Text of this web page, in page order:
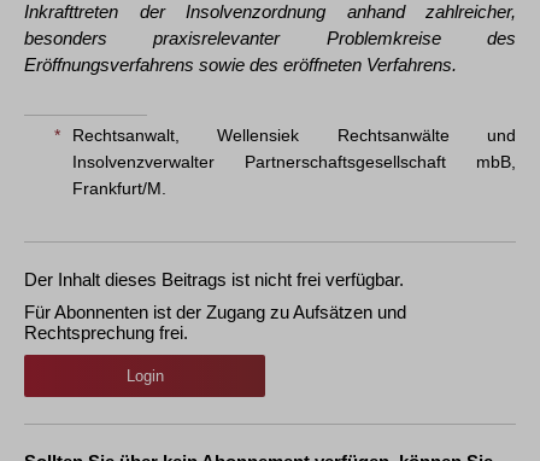
Inkrafttreten der Insolvenzordnung anhand zahlreicher,
besonders praxisrelevanter Problemkreise des
Eröffnungsverfahrens sowie des eröffneten Verfahrens.
*
Rechtsanwalt, Wellensiek Rechtsanwälte und
Insolvenzverwalter Partnerschaftsgesellschaft mbB,
Frankfurt/M.
Der Inhalt dieses Beitrags ist nicht frei verfügbar.
Für Abonnenten ist der Zugang zu Aufsätzen und
Rechtsprechung frei.
Login